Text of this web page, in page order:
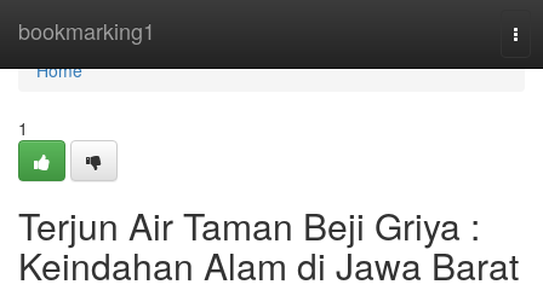
bookmarking1
Home
Home
1
Terjun Air Taman Beji Griya :
Keindahan Alam di Jawa Barat